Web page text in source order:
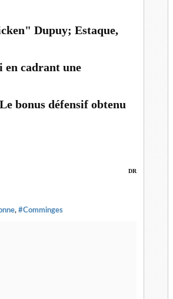
Dupuy; Estaque,
en cadrant une
bonus défensif obtenu
DR
, #Comminges